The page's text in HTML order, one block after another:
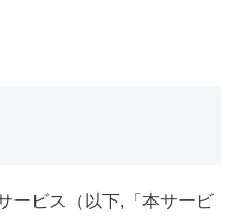
ービス（以下,「本サービ